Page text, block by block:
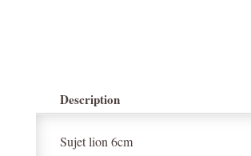
Description
Sujet lion 6cm